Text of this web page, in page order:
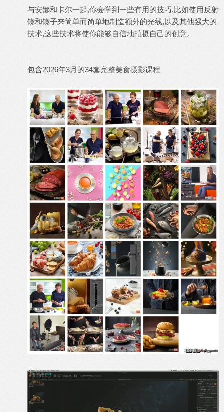
与安娜和卡尔一起,你会学到一些有用的技巧,比如使用反射
镜和镜子来简单而简单地制造额外的光线,以及其他强大的
技术,这些技术将使你能够自信地拍摄自己的创意。
包含2026年3月的34套完整美食摄影课程